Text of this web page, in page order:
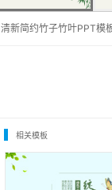
清新简约竹子竹叶PPT模
相关模板